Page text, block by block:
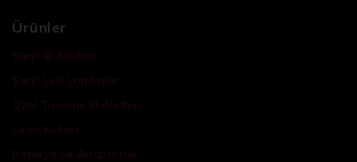
Ürünler
Şarjlı El Aletleri
Şarjlı Led Lambalar
Özel Tasarım El Aletleri
Cırcır Kolları
Batarya ve Adaptörler